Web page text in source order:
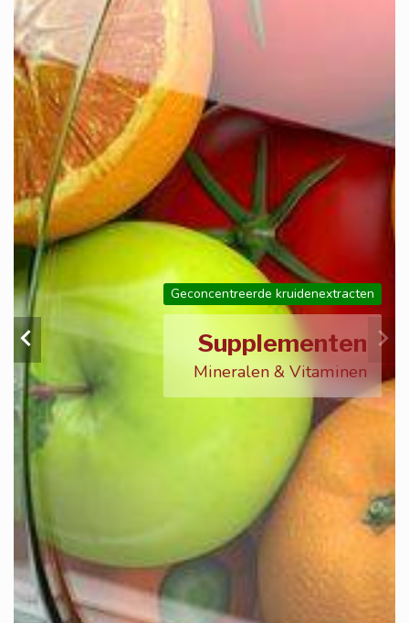
Geconcentreerde kruidenextracten
Supplementen
Mineralen & Vitaminen